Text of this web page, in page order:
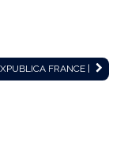
FRANCE |